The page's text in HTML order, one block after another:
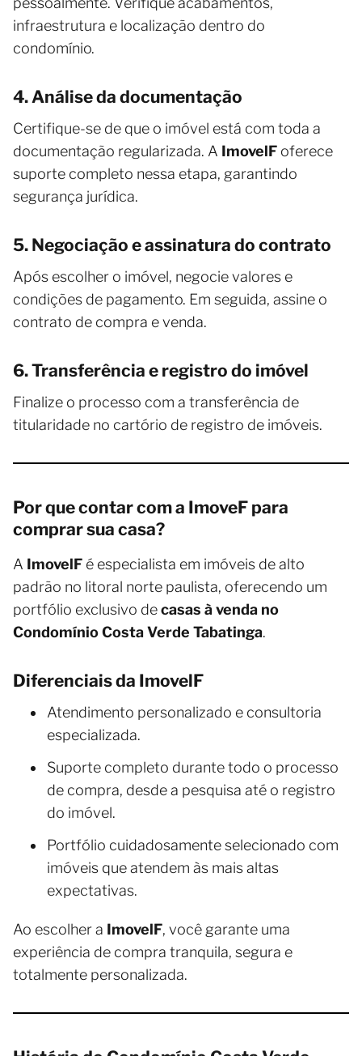
infraestrutura e localização dentro do
condomínio.
4. Análise da documentação
Certifique-se de que o imóvel está com toda a
documentação regularizada. A ImovelF oferece
suporte completo nessa etapa, garantindo
segurança jurídica.
5. Negociação e assinatura do contrato
Após escolher o imóvel, negocie valores e
condições de pagamento. Em seguida, assine o
contrato de compra e venda.
6. Transferência e registro do imóvel
Finalize o processo com a transferência de
titularidade no cartório de registro de imóveis.
Por que contar com a ImoveF para
comprar sua casa?
A ImovelF é especialista em imóveis de alto
padrão no litoral norte paulista, oferecendo um
portfólio exclusivo decasas à venda no
Condomínio Costa Verde Tabatinga.
Diferenciais da ImovelF
Atendimento personalizado e consultoria
especializada.
Suporte completo durante todo o processo
de compra, desde a pesquisa até o registro
do imóvel.
Portfólio cuidadosamente selecionado com
imóveis que atendem às mais altas
expectativas.
Ao escolher a ImovelF, você garante uma
experiência de compra tranquila, segura e
totalmente personalizada.